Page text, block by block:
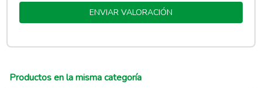
ENVIAR VALORACIÓN
Productos en la misma categoría